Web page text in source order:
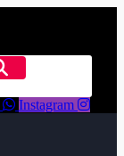
Instagram